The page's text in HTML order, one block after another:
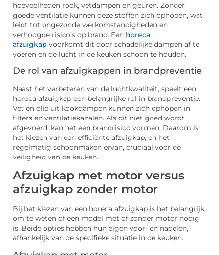
hoeveelheden rook, vetdampen en geuren. Zonder
goede ventilatie kunnen deze stoffen zich ophopen, wat
leidt tot ongezonde werkomstandigheden en
verhoogde risico’s op brand. Een horeca
afzuigkap voorkomt dit door schadelijke dampen af te
voeren en de lucht in de keuken schoon te houden.
De rol van afzuigkappen in brandpreventie
Naast het verbeteren van de luchtkwaliteit, speelt een
horeca afzuigkap een belangrijke rol in brandpreventie.
Vet en olie uit kookdampen kunnen zich ophopen in
filters en ventilatiekanalen. Als dit niet goed wordt
afgevoerd, kan het een brandrisico vormen. Daarom is
het kiezen van een efficiënte afzuigkap, en het
regelmatig schoonmaken ervan, cruciaal voor de
veiligheid van de keuken.
Afzuigkap met motor versus
afzuigkap zonder motor
Bij het kiezen van een horeca afzuigkap is het belangrijk
om te weten of een model met of zonder motor nodig
is. Beide opties hebben hun eigen voor- en nadelen,
afhankelijk van de specifieke situatie in de keuken.